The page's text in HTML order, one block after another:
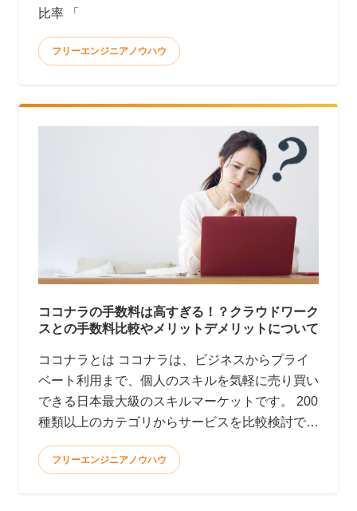
比率 「
フリーエンジニアノウハウ
ココナラの手数料は高すぎる！？クラウドワーク
スとの手数料比較やメリットデメリットについて
ココナラとは ココナラは、ビジネスからプライ
ベート利用まで、個人のスキルを気軽に売り買い
できる日本最大級のスキルマーケットです。 200
種類以上のカテゴリからサービスを比較検討で
き、全てオン
フリーエンジニアノウハウ